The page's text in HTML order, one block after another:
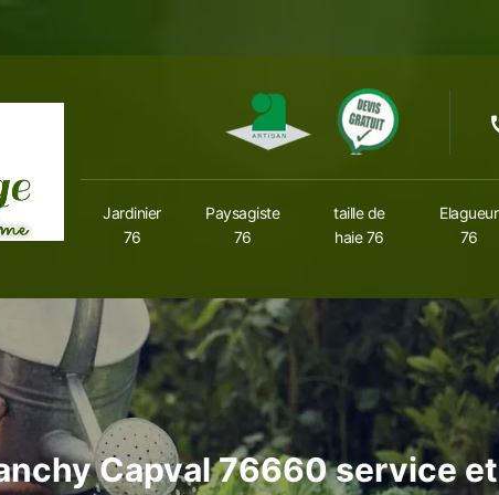
Jardinier
76
Paysagiste
76
taille de
haie 76
Elagueur
76
Capval 76660 service et